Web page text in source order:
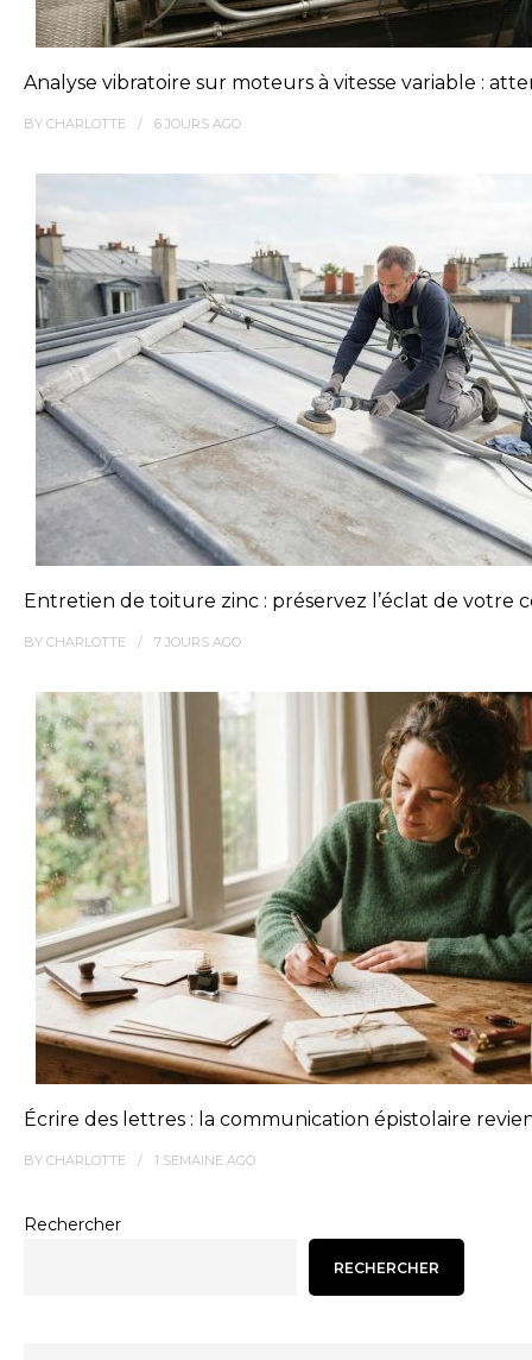
Analyse vibratoire sur moteurs à vitesse variable :
BY CHARLOTTE 6 JOURS AGO
Entretien de toiture zinc : préservez l’éclat de votre
BY CHARLOTTE 7 JOURS AGO
Écrire des lettres : la communication épistolaire
BY CHARLOTTE 1 SEMAINE AGO
Rechercher
RECHERCHER